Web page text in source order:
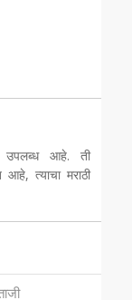
उपलब्ध आहे. ती
त्याचा मराठी